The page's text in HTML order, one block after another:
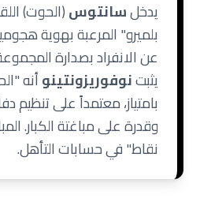
يدخلسانتوس(الحوت)
بلميرو" المرعبة بهوية
عن الانفراد بصدارة
يثبتنوفوريزونتينوأنه
بامتياز، معتمداً على
نقاط" في حسابات التأهل.